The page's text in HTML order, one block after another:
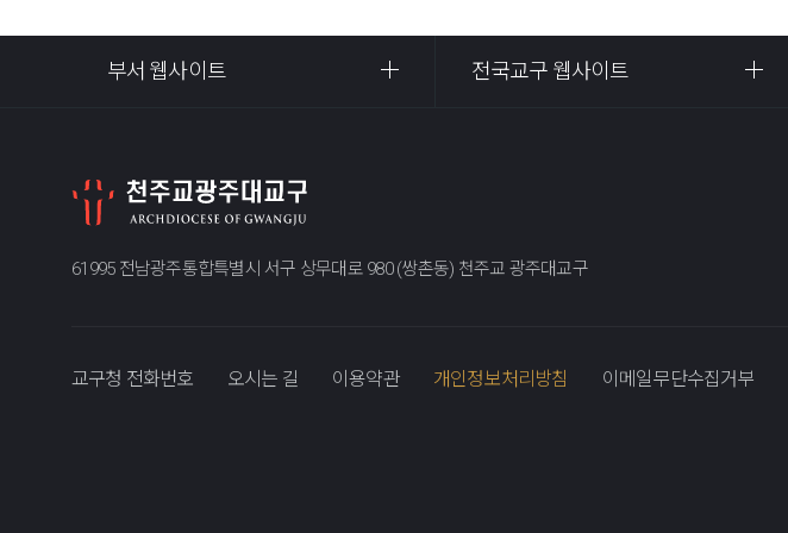
부서 웹사이트 전국교구 웹사이트
61995 전남광주통합특별시 서구 상무대로 980 (쌍촌동) 천주교 광주대교구
교구청 전화번호 오시는 길 이용약관 개인정보처리방침 이메일무단수집거부